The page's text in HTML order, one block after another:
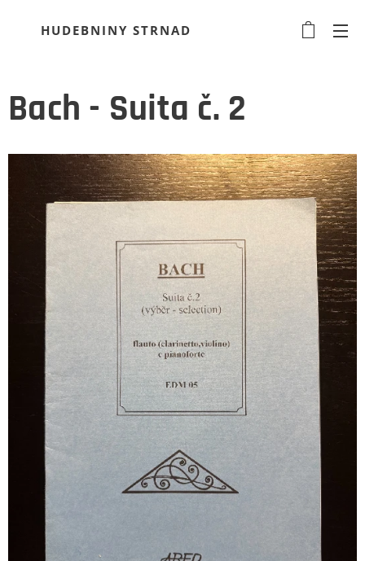
HUDEBNINY STRNAD
Bach - Suita č. 2